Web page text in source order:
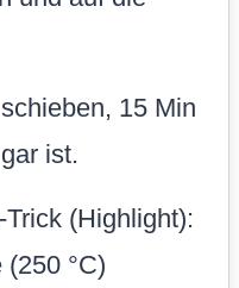
15 Min
ist.
(Highlight):
°C)